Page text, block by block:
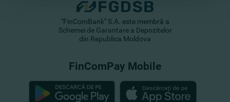
"FinComBank" S.A. este membră a
Schemei de Garantare a Depozitelor
din Republica Moldova
FinComPay Mobile